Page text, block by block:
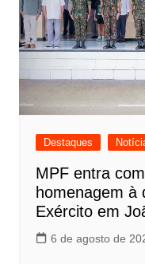
Destaques
MPF entra
homenagem à
Exército em
6 de agosto de